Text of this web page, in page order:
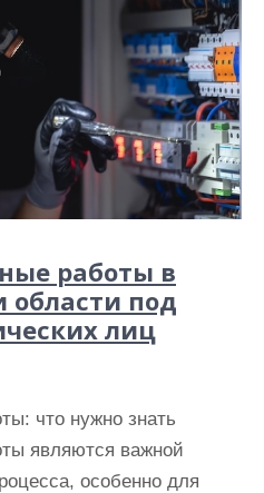
работы в
области под
лиц
что нужно знать
являются важной
особенно для